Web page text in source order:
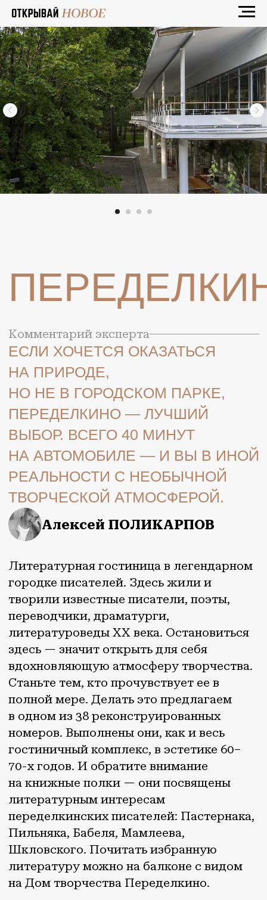
ПЕРЕДЕЛКИНО
НО НЕ В ГОРОДСКОМ ПАРКЕ,
ПЕРЕДЕЛКИНО — ЛУЧШИЙ
ВЫБОР. ВСЕГО 40 МИНУТ
РЕАЛЬНОСТИ С НЕОБЫЧНОЙ
ТВОРЧЕСКОЙ АТМОСФЕРОЙ.
Алексей ПОЛИКАРПОВ
Литературная гостиница в легендарном
городке писателей. Здесь жили и
творили известные писатели, поэты,
переводчики, драматурги,
литературоведы ХХ века. Остановиться
здесь — значит открыть для себя
вдохновляющую атмосферу творчества.
Станьте тем, кто прочувствует ее в
полной мере. Делать это предлагаем
в одном из 38 реконструированных
номеров. Выполнены они, как и весь
гостиничный комплекс, в эстетике 60–
на книжные полки — они посвящены
литературным интересам
переделкинских писателей: Пастернака,
Пильняка, Бабеля, Мамлеева,
Шкловского. Почитать избранную
литературу можно на балконе с видом
на Дом творчества Переделкино.
Москва
ВЕРНУТЬСЯ НА
МАРШРУТ
АВТОРСКИЙ ГИД
Культурно-гастрономические
ОТКРЫВАЙ